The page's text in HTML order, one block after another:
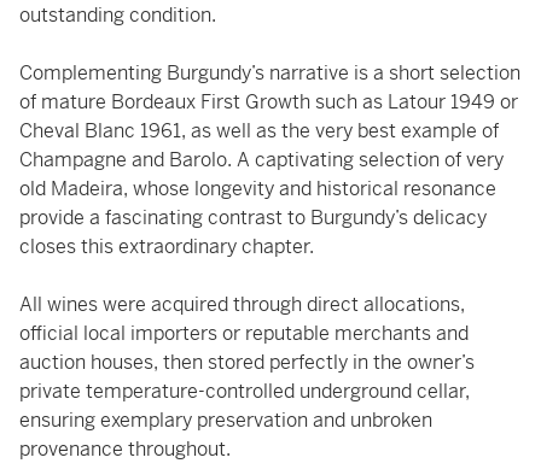
outstanding condition.
Complementing Burgundy’s narrative is a short selection
of mature Bordeaux First Growth such as Latour 1949 or
Cheval Blanc 1961, as well as the very best example of
Champagne and Barolo. A captivating selection of very
old Madeira, whose longevity and historical resonance
provide a fascinating contrast to Burgundy’s delicacy
closes this extraordinary chapter.
All wines were acquired through direct allocations,
official local importers or reputable merchants and
auction houses, then stored perfectly in the owner’s
private temperature-controlled underground cellar,
ensuring exemplary preservation and unbroken
provenance throughout.